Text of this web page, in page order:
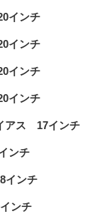
インチ
インチ
インチ
インチ
アス 17インチ
ンチ
インチ
ンチ